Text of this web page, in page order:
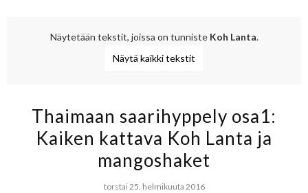
Näytetään tekstit, joissa on tunniste Koh Lanta.
Näytä kaikki tekstit
Thaimaan saarihyppely osa1:
Kaiken kattava Koh Lanta ja
mangoshaket
torstai 25. helmikuuta 2016